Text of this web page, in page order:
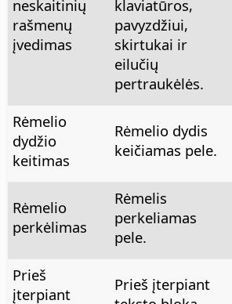
neskaitinių
rašmenų
įvedimas
klaviatūros,
pavyzdžiui,
skirtukai ir
eilučių
pertraukėlės.
Rėmelio
dydžio
keitimas
Rėmelio dydis
keičiamas pele.
Rėmelio
perkėlimas
Rėmelis
perkeliamas
pele.
Prieš
įterpiant
Prieš įterpiant